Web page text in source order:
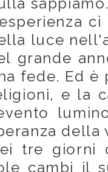
luce
grande
fede. Ed
e la
tre giorni
cambi il